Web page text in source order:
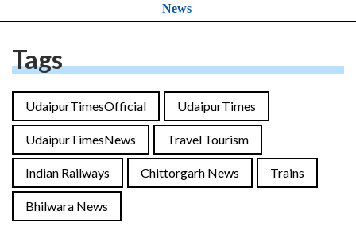
News
Tags
UdaipurTimesOfficial UdaipurTimes
UdaipurTimesNews Travel Tourism
Indian Railways Chittorgarh News Trains
Bhilwara News